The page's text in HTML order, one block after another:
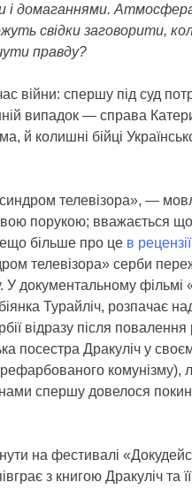
і домаганнями.
свідки заговорити,
правду?
війни: спершу під суд
випадок — справа
й колишні бійці
телевізора», —
порукою; вважається
більше про це в
телевізора» серби
документальному фільмі
Турайліч, розпачає
відразу після
посестра Дракуліч у
комунізму),
спершу довелося
на фестивалі
з книгою Дракуліч та